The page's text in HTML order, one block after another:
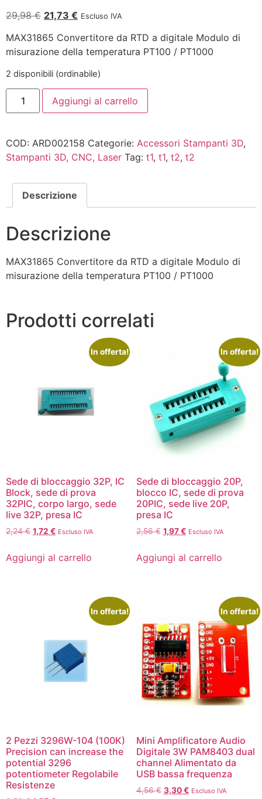
29,98€ 21,73 € Escluso IVA
MAX31865 Convertitore da RTD a digitale Modulo di
misurazione della temperatura PT100 / PT1000
2 disponibili (ordinabile)
Aggiungi al carrello
COD: ARD002158 Categorie: Accessori Stampanti 3D,
Stampanti 3D, CNC, Laser Tag: t1, t1, t2, t2
Descrizione
Descrizione
MAX31865 Convertitore da RTD a digitale Modulo di
misurazione della temperatura PT100 / PT1000
Prodotti correlati
In offerta!
Sede di bloccaggio 32P, IC
Block, sede di prova
32PIC, corpo largo, sede
live 32P, presa IC
2,24€ 1,72 € Escluso IVA
Aggiungi al carrello
In offerta!
Sede di bloccaggio 20P,
blocco IC, sede di prova
20PIC, sede live 20P,
presa IC
2,56€ 1,97€ Escluso IVA
Aggiungi al carrello
In offerta!
2 Pezzi 3296W-104 (100K)
Precision can increase the
potential 3296
potentiometer Regolabile
Resistenze
In offerta!
Mini Amplificatore Audio
Digitale 3W PAM8403 dual
channel Alimentato da
USB bassa frequenza
4,56€ 3,30€ Escluso IVA